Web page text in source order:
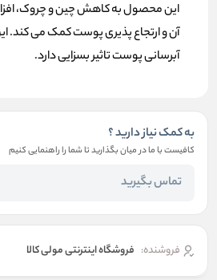
این محصول به کاهش چین و چروک،
آن و ارتجاع پذیری پوست کمک می کند.
آبرسانی پوست تاثیر بسزایی دارد.
به کمک نیاز دارید ؟
کافیست با ما در میان بگذارید تا شما را راهنمایی کنیم
تماس بگیرید
فروشنده: فروشگاه اینترنتی مولی کالا